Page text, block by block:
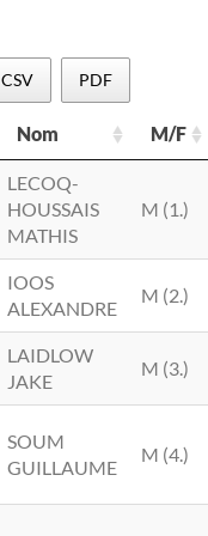
CSV PDF
Nom
M/F
Nom
LECOQ-
HOUSSAIS
MATHIS
M (1.)
IOOS
ALEXANDRE
M (2.)
LAIDLOW
JAKE
M (3.)
SOUM
GUILLAUME
M (4.)